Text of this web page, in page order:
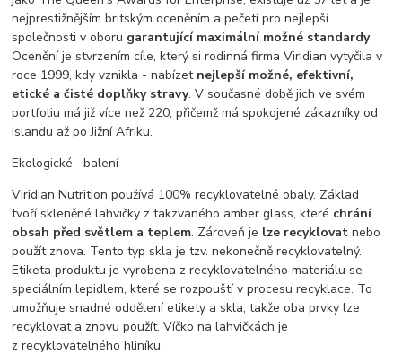
nejprestižnějším britským oceněním a pečetí pro nejlepší
společnosti v oboru garantující maximální možné standardy.
Ocenění je stvrzením cíle, který si rodinná firma Viridian vytyčila v
roce 1999, kdy vznikla - nabízet nejlepší možné, efektivní,
etické a čisté doplňky stravy. V současné době jich ve svém
portfoliu má již více než 220, přičemž má spokojené zákazníky od
Islandu až po Jižní Afriku.
Ekologické balení
Viridian Nutrition používá 100% recyklovatelné obaly. Základ
tvoří skleněné lahvičky z takzvaného amber glass, které chrání
obsah před světlem a teplem. Zároveň je lze recyklovat nebo
použít znova. Tento typ skla je tzv. nekonečně recyklovatelný.
Etiketa produktu je vyrobena z recyklovatelného materiálu se
speciálním lepidlem, které se rozpouští v procesu recyklace. To
umožňuje snadné oddělení etikety a skla, takže oba prvky lze
recyklovat a znovu použít. Víčko na lahvičkách je
z recyklovatelného hliníku.